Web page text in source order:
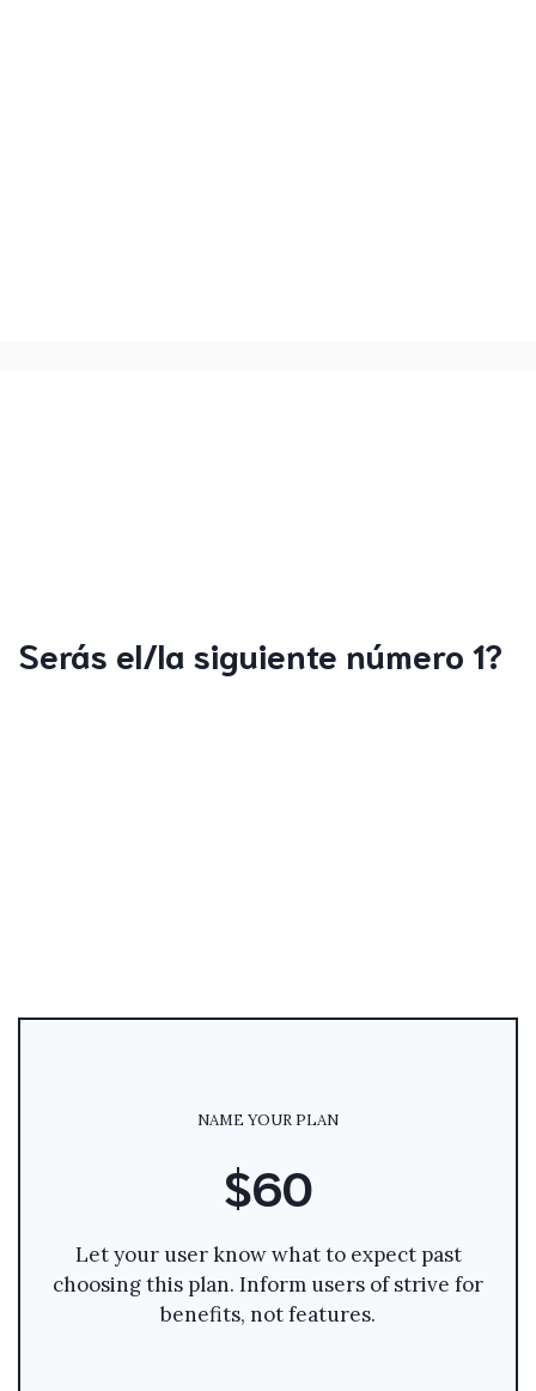
Serás el/la siguiente número 1?
NAME YOUR PLAN
$60
Let your user know what to expect past
choosing this plan. Inform users of strive for
benefits, not features.